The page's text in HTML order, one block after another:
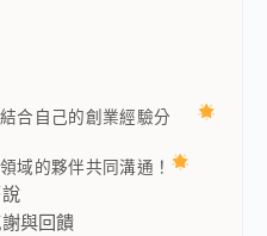
合自己的創業經驗分
域的夥伴共同溝通！
與回饋